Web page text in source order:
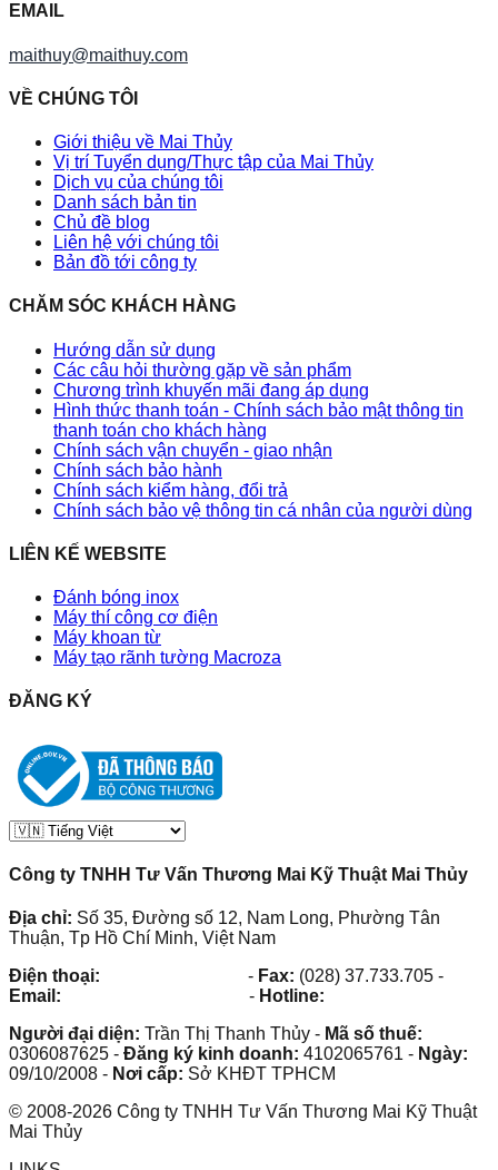
EMAIL
maithuy@maithuy.com
VỀ CHÚNG TÔI
Giới thiệu về Mai Thủy
Vị trí Tuyển dụng/Thực tập của Mai Thủy
Dịch vụ của chúng tôi
Danh sách bản tin
Chủ đề blog
Liên hệ với chúng tôi
Bản đồ tới công ty
CHĂM SÓC KHÁCH HÀNG
Hướng dẫn sử dụng
Các câu hỏi thường gặp về sản phẩm
Chương trình khuyến mãi đang áp dụng
Hình thức thanh toán - Chính sách bảo mật thông tin
thanh toán cho khách hàng
Chính sách vận chuyển - giao nhận
Chính sách bảo hành
Chính sách kiểm hàng, đổi trả
Chính sách bảo vệ thông tin cá nhân của người dùng
LIÊN KẾ WEBSITE
Đánh bóng inox
Máy thí công cơ điện
Máy khoan từ
Máy tạo rãnh tường Macroza
ĐĂNG KÝ
Công ty TNHH Tư Vấn Thương Mai Kỹ Thuật Mai Thủy
Địa chỉ: Số 35, Đường số 12, Nam Long, Phường Tân
Thuận, Tp Hồ Chí Minh, Việt Nam
Điện thoại:
- Fax: (028) 37.733.705 -
Email:
- Hotline:
Người đại diện: Trần Thị Thanh Thủy - Mã số thuế:
0306087625 - Đăng ký kinh doanh: 4102065761 - Ngày:
09/10/2008 - Nơi cấp: Sở KHĐT TPHCM
© 2008-2026 Công ty TNHH Tư Vấn Thương Mai Kỹ Thuật
Mai Thủy